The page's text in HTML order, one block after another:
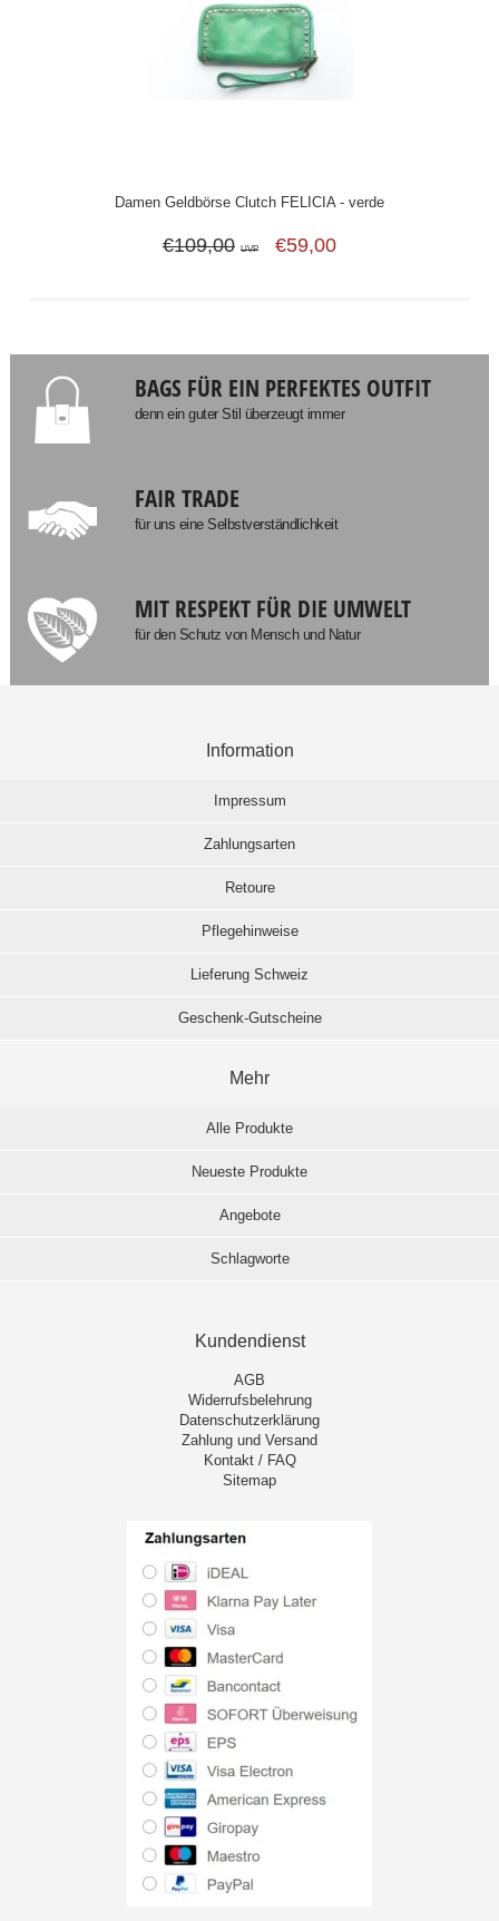
Damen Geldbörse Clutch FELICIA - verde
€109,00 UVP €59,00
BAGS FÜR EIN PERFEKTES OUTFIT
denn ein guter Stil überzeugt immer
FAIR TRADE
für uns eine Selbstverständlichkeit
MIT RESPEKT FÜR DIE UMWELT
für den Schutz von Mensch und Natur
Information
Impressum
Zahlungsarten
Retoure
Pflegehinweise
Lieferung Schweiz
Geschenk-Gutscheine
Mehr
Alle Produkte
Neueste Produkte
Angebote
Schlagworte
Kundendienst
AGB
Widerrufsbelehrung
Datenschutzerklärung
Zahlung und Versand
Kontakt / FAQ
Sitemap